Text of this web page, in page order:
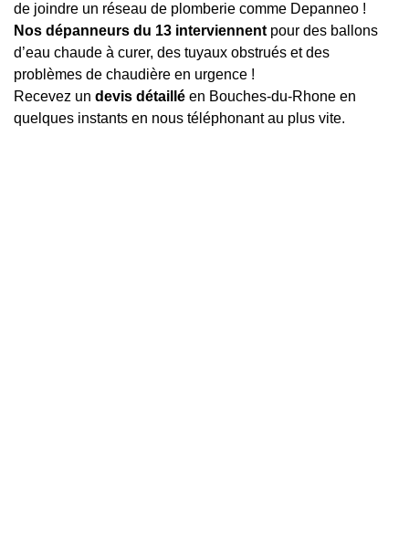
de joindre un réseau de plomberie comme Depanneo !
Nos dépanneurs du 13 interviennent pour des ballons
d’eau chaude à curer, des tuyaux obstrués et des
problèmes de chaudière en urgence !
Recevez un devis détaillé en Bouches-du-Rhone en
quelques instants en nous téléphonant au plus vite.